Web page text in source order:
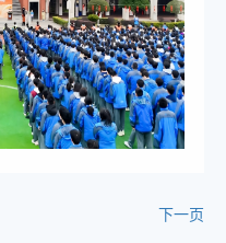
下一页